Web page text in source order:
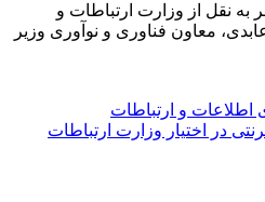
نقل از وزارت ارتباطات و
معاون فناوری و نوآوری وزیر
اطلاعات و ارتباطات